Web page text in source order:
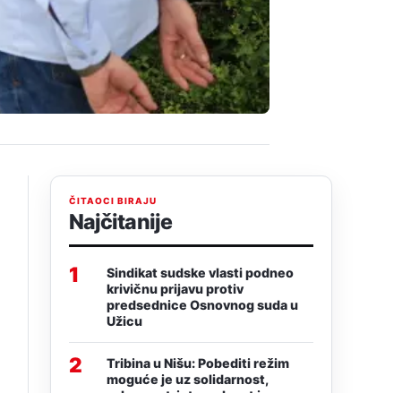
ČITAOCI BIRAJU
Najčitanije
1
Sindikat sudske vlasti podneo
krivičnu prijavu protiv
predsednice Osnovnog suda u
Užicu
2
Tribina u Nišu: Pobediti režim
moguće je uz solidarnost,